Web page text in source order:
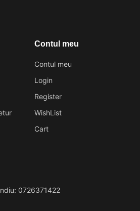
Contul meu
Contul meu
Login
Register
WishList
Cart
0726371422